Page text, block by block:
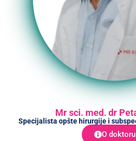
Mr sci. med. dr
Specijalista opšte hirurgije i
O doktoru